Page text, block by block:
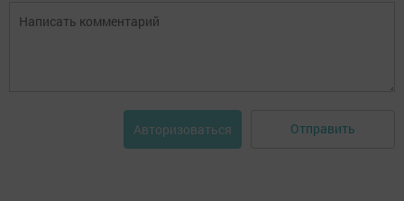
Авторизоваться Отправить